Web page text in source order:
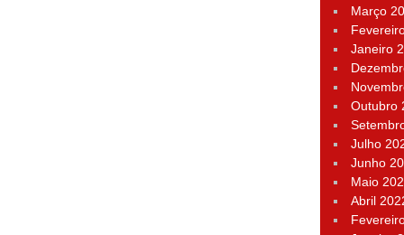
Março
Janeiro
Outubro
Julho
Junho
Maio
Abril